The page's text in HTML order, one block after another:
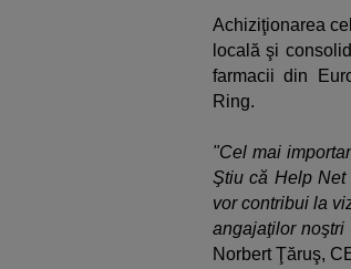
Achiziţionarea
locală şi
farmacii din
Ring.
"Cel mai
Ştiu că Help Net
vor contribui la
angajaţilor
Norbert Ţăruş,